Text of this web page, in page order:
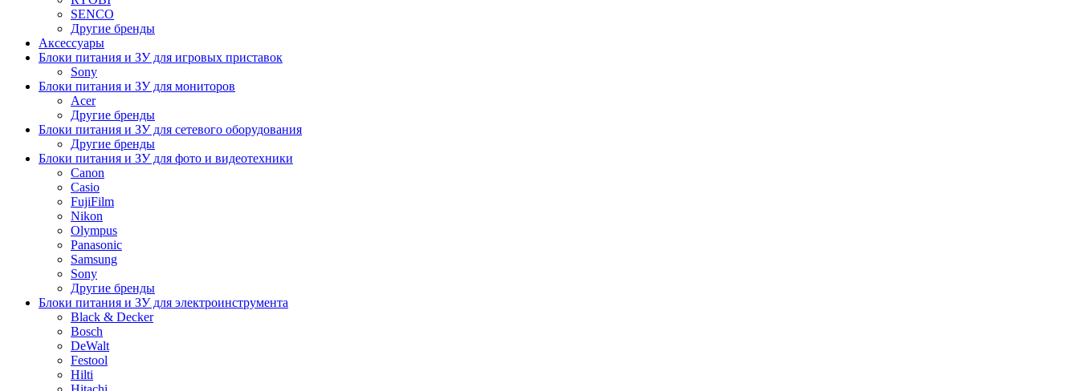
SENCO
Другие бренды
Аксессуары
Блоки питания и ЗУ для игровых приставок
Sony
Блоки питания и ЗУ для мониторов
Acer
Другие бренды
Блоки питания и ЗУ для сетевого оборудования
Другие бренды
Блоки питания и ЗУ для фото и видеотехники
Canon
Casio
FujiFilm
Nikon
Olympus
Panasonic
Samsung
Sony
Другие бренды
Блоки питания и ЗУ для электроинструмента
Black & Decker
Bosch
DeWalt
Festool
Hilti